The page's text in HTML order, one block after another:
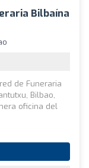
Bilbaína
de Funeraria
Bilbao,
oficina del